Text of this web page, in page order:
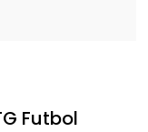
Futbol